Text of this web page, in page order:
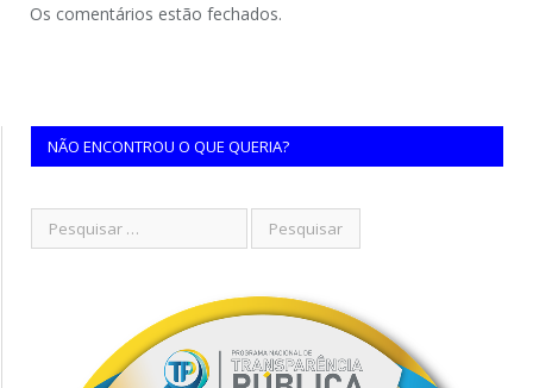
Os comentários estão fechados.
NÃO ENCONTROU O QUE QUERIA?